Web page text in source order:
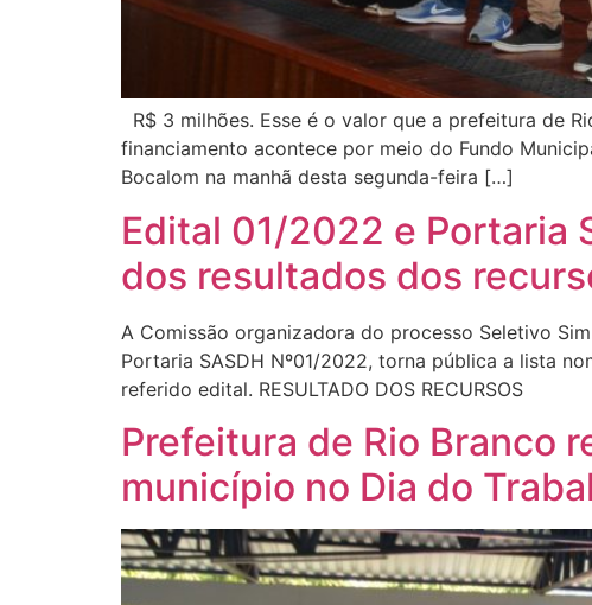
R$ 3 milhões. Esse é o valor que a prefeitura de
financiamento acontece por meio do Fundo
Bocalom na manhã desta segunda-feira […]
Edital 01/2022 e Portaria
dos resultados dos
A Comissão organizadora do processo Seletivo
Portaria SASDH Nº01/2022, torna pública a lista
referido edital. RESULTADO DOS RECURSOS
Prefeitura de Rio Branco
município no Dia do